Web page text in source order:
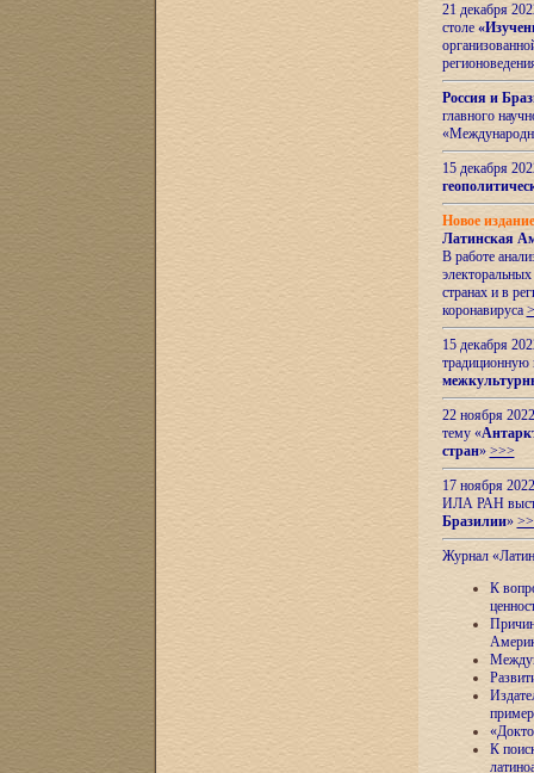
21 декабря
столе
Россия и
главного
15 декабря
Новое
Латинская
В работе
странах и в
коронавируса
15 декабря
22 ноября
тему «
стран» >>>
17 ноября
ИЛА РАН
Бразилии»
Журнал
К
К